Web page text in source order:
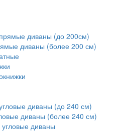
диваны (до 200см)
диваны (более 200 см)
диваны (до 240 см)
диваны (более 240 см)
диваны